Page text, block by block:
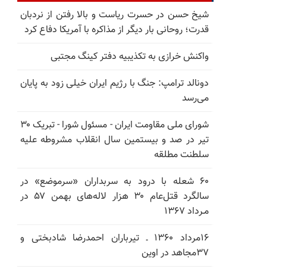
شیخ حسن در حسرت ریاست و بالا رفتن از نردبان
قدرت؛ روحانی بار دیگر از مذاکره با آمریکا دفاع کرد
واکنش خرازی به تکذیبیه دفتر کینگ مجتبی
دونالد ترامپ: جنگ با رژیم ایران خیلی زود به پایان
می‌رسد
شورای ملی مقاومت ایران - مسئول شورا - تبریک ۳۰
تیر در صد و بیستمین سال انقلاب مشروطه علیه
سلطنت مطلقه
۶۰ شعله با درود به سربداران «سرموضع» در
سالگرد قتل‌عام ۳۰ هزار لاله‌های بهمن ۵۷ در
مـرداد ۱۳۶۷
۱۶مرداد ۱۳۶۰ ـ تیرباران احمدرضا شادبختی و
۳۷مجاهد در اوین